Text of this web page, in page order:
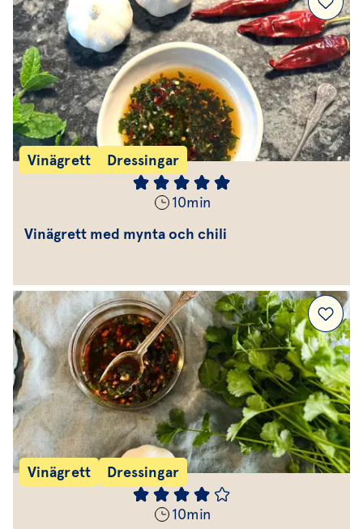
Vinägrett Dressingar
10min
Vinägrett med mynta och chili
Vinägrett Dressingar
10min